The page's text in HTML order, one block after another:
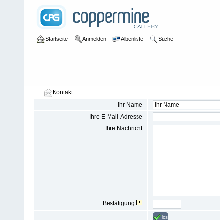
Startseite Anmelden Albenliste Suche
Kontakt
Ihr Name
Ihre E-Mail-Adresse
Ihre Nachricht
Bestätigung
los